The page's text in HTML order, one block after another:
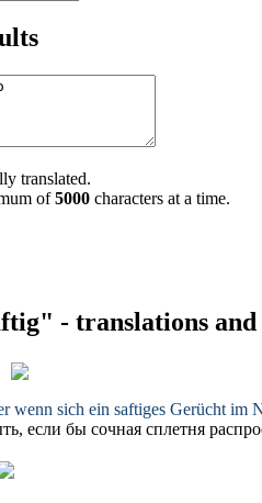
translated.
of5000 characters at a time.
- translations and
wenn sich ein saftiges Gerücht im
если бы сочная сплетня